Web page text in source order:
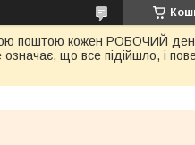
поштою кожен РОБОЧИЙ
що все підійшло, і